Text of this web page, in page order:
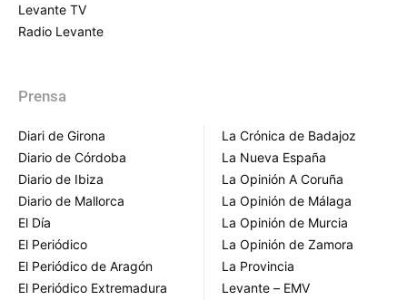
Levante TV
Radio Levante
Prensa
Diari de Girona
Diario de Córdoba
Diario de Ibiza
Diario de Mallorca
El Día
El Periódico
El Periódico de Aragón
El Periódico Extremadura
La Crónica de Badajoz
La Nueva España
La Opinión A Coruña
La Opinión de Málaga
La Opinión de Murcia
La Opinión de Zamora
La Provincia
Levante – EMV